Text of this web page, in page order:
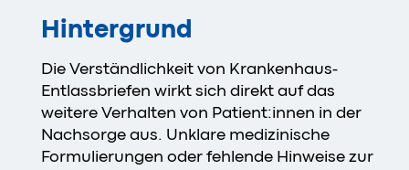
Hintergrund
Die Verständlichkeit von Krankenhaus-
Entlassbriefen wirkt sich direkt auf das
weitere Verhalten von Patient:innen in der
Nachsorge aus. Unklare medizinische
Formulierungen oder fehlende Hinweise zur